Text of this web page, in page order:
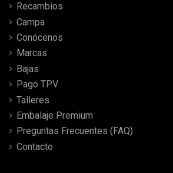
Recambios
Campa
Conócenos
Marcas
Bajas
Pago TPV
Talleres
Embalaje Premium
Preguntas Frecuentes (FAQ)
Contacto